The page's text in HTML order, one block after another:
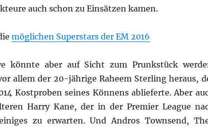
auch schon zu Einsätzen kamen.
möglichen Superstars der EM 2016
könnte aber auf Sicht zum Prunkstück
allem der 20-jährige Raheem Sterling heraus,
Kostproben seines Könnens ablieferte. Aber
Harry Kane, der in der Premier League
zu erwarten. Und Andros Townsend,